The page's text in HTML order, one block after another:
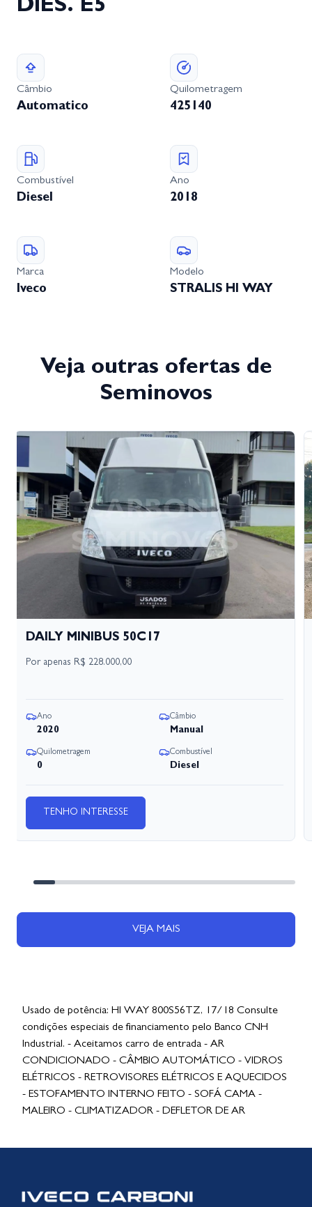
DIES. E5
Câmbio
Automatico
Quilometragem
425140
Combustível
Diesel
Ano
2018
Marca
Iveco
Modelo
STRALIS HI WAY
Veja outras ofertas de
Seminovos
DAILY MINIBUS 50C17
Por apenas R$ 228.000,00
Ano
2020
Câmbio
Manual
Quilometragem
0
Combustível
Diesel
TENHO INTERESSE
VEJA MAIS
Usado de potência: HI WAY 800S56TZ, 17/18 Consulte
condições especiais de financiamento pelo Banco CNH
Industrial. - Aceitamos carro de entrada - AR
CONDICIONADO - CÂMBIO AUTOMÁTICO - VIDROS
ELÉTRICOS - RETROVISORES ELÉTRICOS E AQUECIDOS
- ESTOFAMENTO INTERNO FEITO - SOFÁ CAMA -
MALEIRO - CLIMATIZADOR - DEFLETOR DE AR